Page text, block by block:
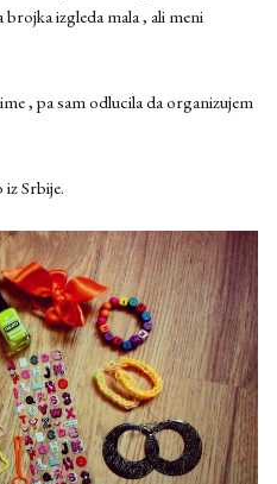
izgleda mala , ali meni
, pa sam odlucila da organizujem
iz Srbije.